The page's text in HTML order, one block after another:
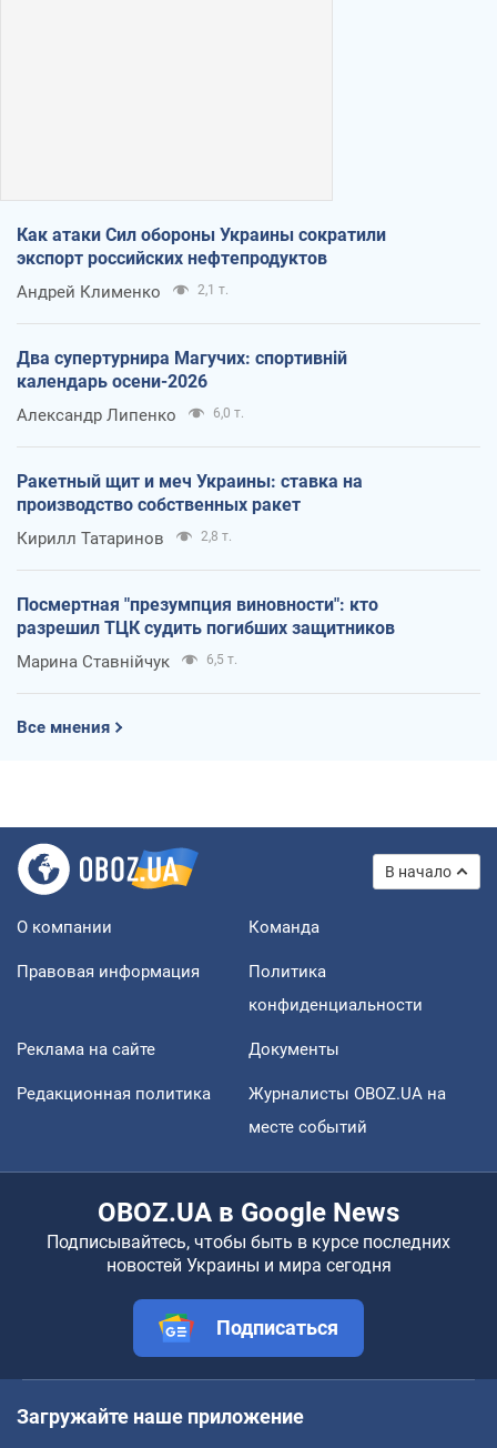
Как атаки Сил обороны Украины сократили
экспорт российских нефтепродуктов
Андрей Клименко 2,1 т.
Два супертурнира Магучих: спортивній
календарь осени-2026
Александр Липенко 6,0 т.
Ракетный щит и меч Украины: ставка на
производство собственных ракет
Кирилл Татаринов 2,8 т.
Посмертная "презумпция виновности": кто
разрешил ТЦК судить погибших защитников
Марина Ставнійчук 6,5 т.
Все мнения
В начало
О компании Команда
Правовая информация
Политика
конфиденциальности
Реклама на сайте Документы
Редакционная политика
Журналисты OBOZ.UA на
месте событий
OBOZ.UA в Google News
Подписывайтесь, чтобы быть в курсе последних
новостей Украины и мира сегодня
Подписаться
Загружайте наше приложение